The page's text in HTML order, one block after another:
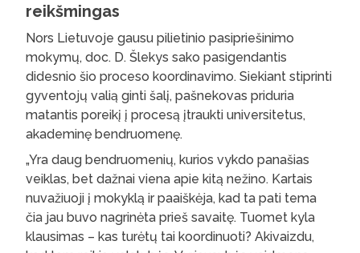
reikšmingas
Nors Lietuvoje gausu pilietinio pasipriešinimo
mokymų, doc. D. Šlekys sako pasigendantis
didesnio šio proceso koordinavimo. Siekiant stiprinti
gyventojų valią ginti šalį, pašnekovas priduria
matantis poreikį į procesą įtraukti universitetus,
akademinę bendruomenę.
„Yra daug bendruomenių, kurios vykdo panašias
veiklas, bet dažnai viena apie kitą nežino. Kartais
nuvažiuoji į mokyklą ir paaiškėja, kad ta pati tema
čia jau buvo nagrinėta prieš savaitę. Tuomet kyla
klausimas – kas turėtų tai koordinuoti? Akivaizdu,